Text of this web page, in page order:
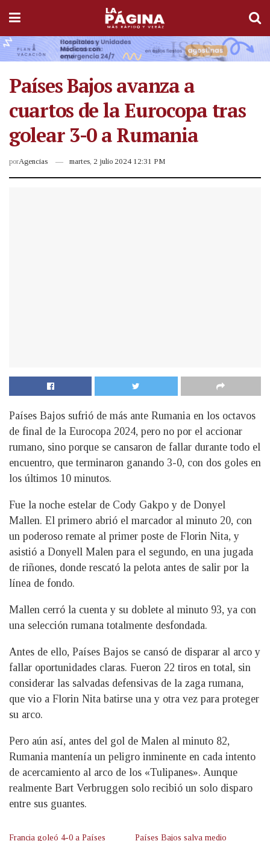
Países Bajos avanza a
cuartos de la Eurocopa tras
golear 3-0 a Rumania
porAgencias martes, 2 julio 2024 12:31 PM
Países Bajos sufrió de más ante Rumania en los octavos
de final de la Eurocopa 2024, pero no por el accionar
rumano, sino porque se cansaron de fallar durante todo el
encuentro, que terminaron ganando 3-0, con dos goles en
los últimos 10 minutos.
Fue la noche estelar de Cody Gakpo y de Donyel
Mallen. El primero abrió el marcador al minuto 20, con
un poderoso remate al primer poste de Florin Nita, y
asistió a Donyell Malen para el segundo, en una jugada
de riñones, donde rescató la pelota antes de salir por la
línea de fondo.
Mallen cerró la cuenta y su doblete al minuto 93, ya con
una selección rumana totalmente desfondada.
Antes de ello, Países Bajos se cansó de disparar al arco y
fallar oportunidades claras. Fueron 22 tiros en total, sin
considerar las salvadas defensivas de la zaga rumana,
que vio a Florin Nita batirse una y otra vez para proteger
su arco.
Pero aún así, antes del gol de Malen al minuto 82,
Rumania mantenía un peligro inminente en cada intento
de acercamiento al arco de los «Tulipanes». Aunque
realmente Bart Verbruggen solo recibió un solo disparo
entre sus guantes.
Francia goleó 4-0 a Países
Países Bajos salva medio